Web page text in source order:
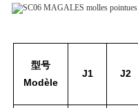
型号
Modèle
J1 J2